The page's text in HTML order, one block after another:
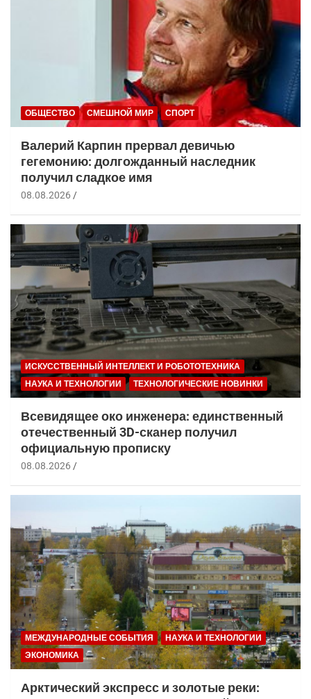
ОБЩЕСТВО СМЕШНОЙ МИР СПОРТ
Валерий Карпин прервал девичью
гегемонию: долгожданный наследник
получил сладкое имя
08.08.2026
ИСКУССТВЕННЫЙ ИНТЕЛЛЕКТ И РОБОТОТЕХНИКА
НАУКА И ТЕХНОЛОГИИ
ТЕХНОЛОГИЧЕСКИЕ НОВИНКИ
Всевидящее око инженера: единственный
отечественный 3D-сканер получил
официальную прописку
08.08.2026
МЕЖДУНАРОДНЫЕ СОБЫТИЯ
НАУКА И ТЕХНОЛОГИИ
ЭКОНОМИКА
Арктический экспресс и золотые реки: